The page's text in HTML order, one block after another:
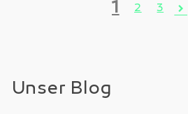
1 2 3
Unser Blog